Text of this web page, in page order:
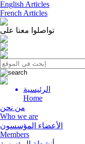
English Articles
French Articles
تواصلوا معنا على
Menu
الرئيسية
Home
من نحن
Who we are
الأعضاء المؤسسون
Members